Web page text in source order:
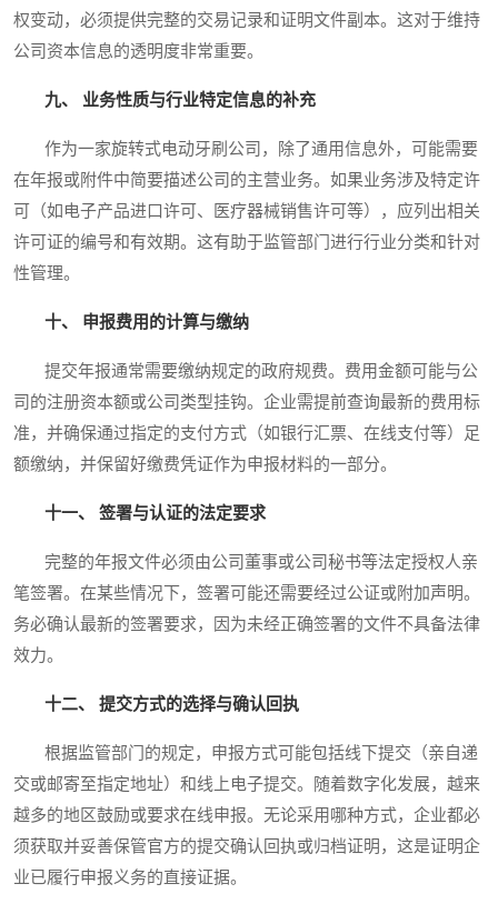
权变动，必须提供完整的交易记录和证明文件副本。这对于维持
公司资本信息的透明度非常重要。
九、 业务性质与行业特定信息的补充
作为一家旋转式电动牙刷公司，除了通用信息外，可能需要
在年报或附件中简要描述公司的主营业务。如果业务涉及特定许
可（如电子产品进口许可、医疗器械销售许可等），应列出相关
许可证的编号和有效期。这有助于监管部门进行行业分类和针对
性管理。
十、 申报费用的计算与缴纳
提交年报通常需要缴纳规定的政府规费。费用金额可能与公
司的注册资本额或公司类型挂钩。企业需提前查询最新的费用标
准，并确保通过指定的支付方式（如银行汇票、在线支付等）足
额缴纳，并保留好缴费凭证作为申报材料的一部分。
十一、 签署与认证的法定要求
完整的年报文件必须由公司董事或公司秘书等法定授权人亲
笔签署。在某些情况下，签署可能还需要经过公证或附加声明。
务必确认最新的签署要求，因为未经正确签署的文件不具备法律
效力。
十二、 提交方式的选择与确认回执
根据监管部门的规定，申报方式可能包括线下提交（亲自递
交或邮寄至指定地址）和线上电子提交。随着数字化发展，越来
越多的地区鼓励或要求在线申报。无论采用哪种方式，企业都必
须获取并妥善保管官方的提交确认回执或归档证明，这是证明企
业已履行申报义务的直接证据。